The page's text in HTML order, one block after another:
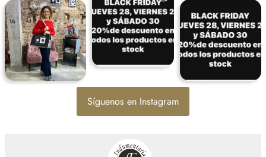
Síguenos en Instagram